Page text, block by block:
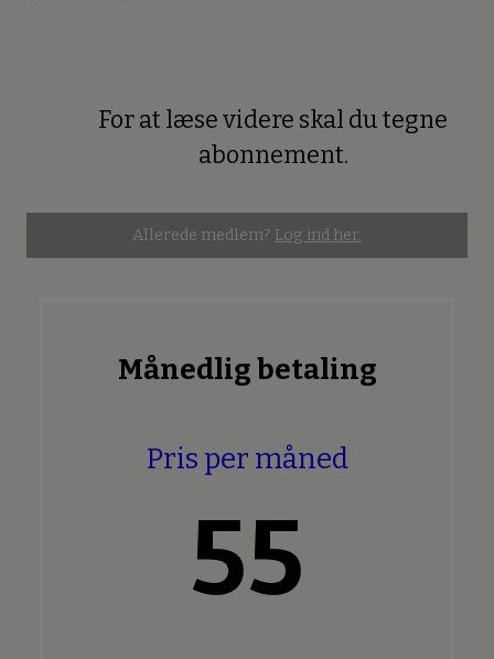
For at læse videre skal du tegne
abonnement.
Allerede medlem? Log ind her.
Månedlig betaling
Pris per måned
55